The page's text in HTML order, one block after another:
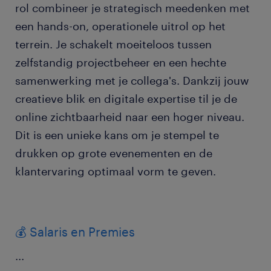
rol combineer je strategisch meedenken met
een hands-on, operationele uitrol op het
terrein. Je schakelt moeiteloos tussen
zelfstandig projectbeheer en een hechte
samenwerking met je collega's. Dankzij jouw
creatieve blik en digitale expertise til je de
online zichtbaarheid naar een hoger niveau.
Dit is een unieke kans om je stempel te
drukken op grote evenementen en de
klantervaring optimaal vorm te geven.
💰 Salaris en Premies
...